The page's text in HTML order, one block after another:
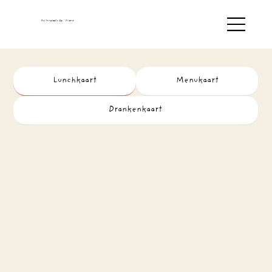
Buitenplaats Op ' Eiland
Lunchkaart Menukaart
Drankenkaart